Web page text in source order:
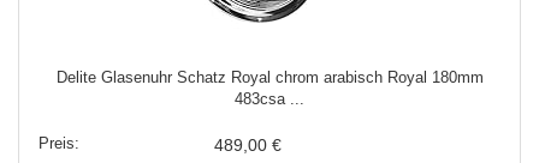
Delite Glasenuhr Schatz Royal chrom arabisch Royal 180mm
483csa ...
489,00 €